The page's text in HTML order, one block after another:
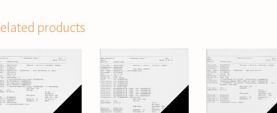
products